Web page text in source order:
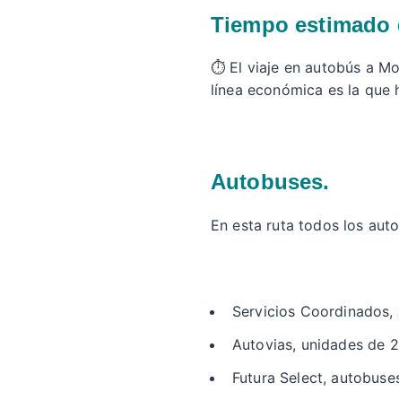
Tiempo estimado
⏱️ El viaje en autobús a
línea económica es la que
Autobuses.
En esta ruta todos los
Servicios
Autovias, unidades de
Futura Select,